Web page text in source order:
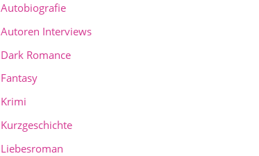
Autobiografie
Autoren Interviews
Dark Romance
Fantasy
Krimi
Kurzgeschichte
Liebesroman